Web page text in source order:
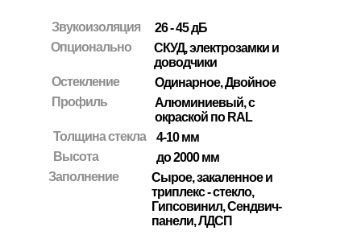
Заполнение
Сырое, закаленное и
триплекс - стекло,
Гипсовинил, Сендвич-
панели, ЛДСП
Высота до 2000 мм
Толщина стекла 4-10 мм
Профиль
Алюминиевый, c
окраской по RAL
Остекление Одинарное, Двойное
Опционально
СКУД, электрозамки и
доводчики
Звукоизоляция 26 - 45 дБ